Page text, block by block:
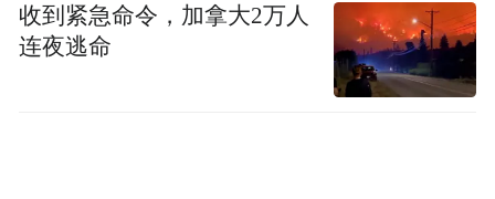
收到紧急命令，加拿大2万人
连夜逃命